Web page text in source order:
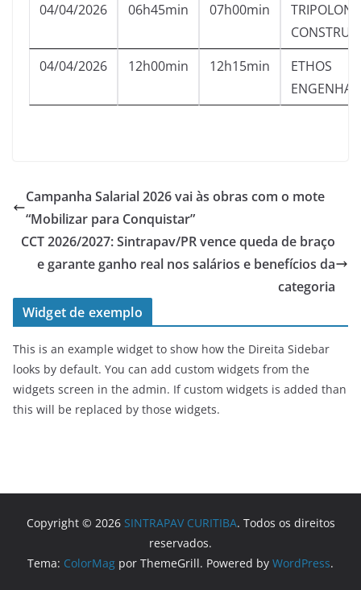
04/04/2026 06h45min 07h00min
TRIPOLONI
04/04/2026
12h00min 12h15min
ETHOS
Campanha Salarial 2026 vai às obras com o mote
“Mobilizar para Conquistar”
CCT 2026/2027: Sintrapav/PR vence queda de braço
e garante ganho real nos salários e benefícios da
categoria
Widget de exemplo
This is an example widget to show how the Direita Sidebar
looks by default. You can add custom widgets from the
widgets screen in the admin. If custom widgets is added than
this will be replaced by those widgets.
Copyright © 2026 SINTRAPAV CURITIBA. Todos os direitos
reservados.
Tema: ColorMag por ThemeGrill. Powered by WordPress.